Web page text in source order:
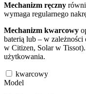
Mechanizm ręczny
wymaga regularnego
Mechanizm kwarcowy
baterią lub – w
w Citizen, Solar w
użytkowania.
kwarcowy
Model